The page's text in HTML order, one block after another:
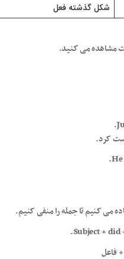
شکل گذشته فعل
مشاهده می کنید.
کرد.
He
Subject + did